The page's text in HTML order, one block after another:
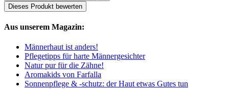
Dieses Produkt bewerten
Aus unserem Magazin:
Männerhaut ist anders!
Pflegetipps für harte Männergesichter
Natur pur für die Zähne!
Aromakids von Farfalla
Sonnenpflege & -schutz: der Haut etwas Gutes tun